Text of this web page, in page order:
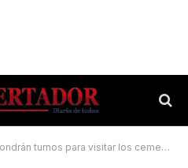
turnos para visitar los cementerios